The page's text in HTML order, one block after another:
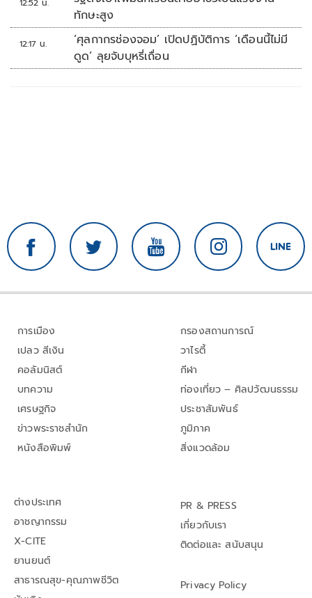
12:52 น.
ทักษะสูง
12:17 น.
‘ศุลกากรช่องจอม’ เปิดปฏิบัติการ ‘เดือนนี้ไม่มี
ดูด’ ลุยจับบุหรี่เถื่อน
การเมือง
เปลว สีเงิน
คอลัมนิสต์
บทความ
เศรษฐกิจ
ข่าวพระราชสำนัก
หนังสือพิมพ์
กรองสถานการณ์
วาไรตี้
กีฬา
ท่องเที่ยว – ศิลปวัฒนธรรม
ประชาสัมพันธ์
ภูมิภาค
สิ่งแวดล้อม
ต่างประเทศ
อาชญากรรม
X-CITE
ยานยนต์
สาธารณสุข-คุณภาพชีวิต
PR & PRESS
เกี่ยวกับเรา
ติดต่อและ สนับสนุน
Privacy Policy